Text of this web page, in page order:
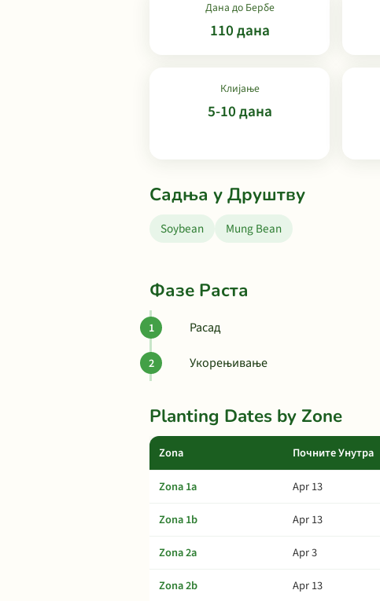
Дана до Бербе
110 дана
Клијање
5-10 дана
Садња у Друштву
Soybean Mung Bean
Фазе Раста
Расад
Укорењивање
Planting Dates by Zone
Zona Почните Унутра
Zona 1a Apr 13
Zona 1b
Apr 13
Zona 2a
Apr 3
Zona 2b
Apr 13